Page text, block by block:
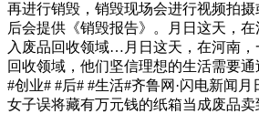
再进行销毁，销毁现场会进行视频拍
后会提供《销毁报告》。月日这天，
入废品回收领域…月日这天，在河南
回收领域，他们坚信理想的生活需要通
#创业# #后# #生活#齐鲁网·闪电新闻
女子误将藏有万元钱的纸箱当成废品